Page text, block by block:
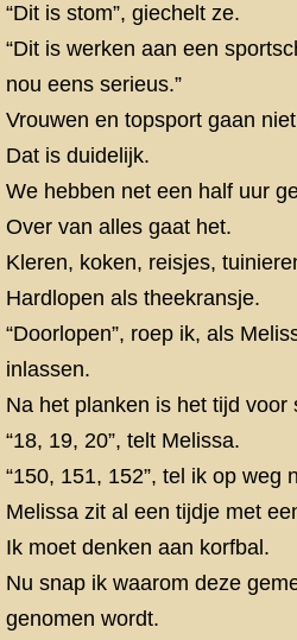
“Dit is stom”, giechelt ze.
“Dit is werken aan een
nou eens serieus.”
Vrouwen en topsport gaan
Dat is duidelijk.
We hebben net een half uur
Over van alles gaat het.
Kleren, koken, reisjes,
Hardlopen als theekransje.
“Doorlopen”, roep ik, als
inlassen.
Na het planken is het tijd voor
“18, 19, 20”, telt Melissa.
“150, 151, 152”, tel ik op weg
Melissa zit al een tijdje met
Ik moet denken aan korfbal.
Nu snap ik waarom deze
genomen wordt.